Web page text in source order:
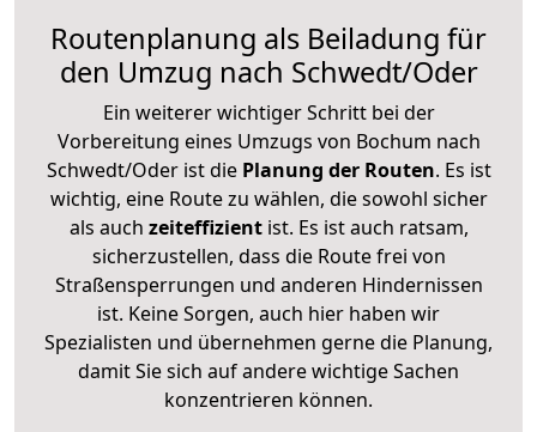
Routenplanung als Beiladung für
den Umzug nach Schwedt/Oder
Ein weiterer wichtiger Schritt bei der
Vorbereitung eines Umzugs von Bochum nach
Schwedt/Oder ist diePlanung der Routen. Es ist
wichtig, eine Route zu wählen, die sowohl sicher
als auch zeiteffizientist. Es ist auch ratsam,
sicherzustellen, dass die Route frei von
Straßensperrungen und anderen Hindernissen
ist. Keine Sorgen, auch hier haben wir
Spezialisten und übernehmen gerne die Planung,
damit Sie sich auf andere wichtige Sachen
konzentrieren können.